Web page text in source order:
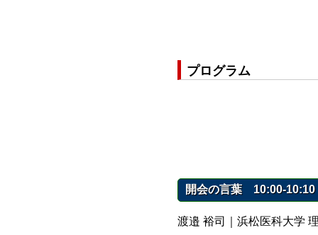
プログラム
開会の言葉 10:00-10:10
渡邉 裕司｜浜松医科大学